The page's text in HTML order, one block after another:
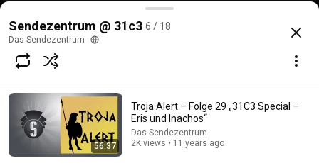
Methodisch inkorrekt – Folge 41 „Die falsche 42“
@DasSendezentrum
Subscribe
Comments
Comment...
Sendezentrum @ 31c3 6 / 18
Das Sendezentrum
56:37
Troja Alert – Folge 29 „31C3 Special –
Eris und Inachos“
Das Sendezentrum
2K views • 11 years ago